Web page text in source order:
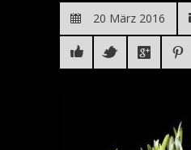
20 März 2016